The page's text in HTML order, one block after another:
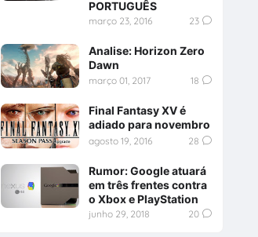
PORTUGUÊS
março 23, 2016 23
Analise: Horizon Zero
Dawn
março 01, 2017 18
Final Fantasy XV é
adiado para novembro
agosto 19, 2016 28
Rumor: Google atuará
em três frentes contra
o Xbox e PlayStation
junho 29, 2018 20